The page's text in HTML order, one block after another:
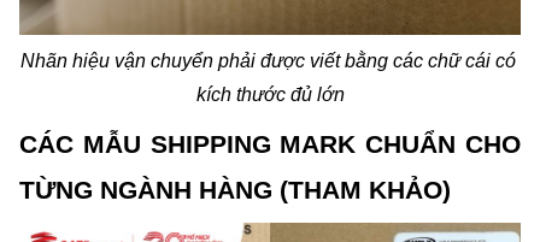
Nhãn hiệu vận chuyển phải được viết bằng các chữ cái có
kích thước đủ lớn
CÁC MẪU SHIPPING MARK CHUẨN CHO
TỪNG NGÀNH HÀNG (THAM KHẢO)